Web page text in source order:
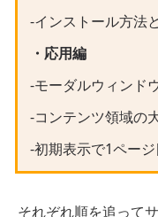
-インストール方法
・応用編
-モーダルウィンド
-コンテンツ領域の
-初期表示で1ペー
それぞれ順を追って